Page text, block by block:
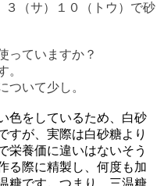
（サ）１０（トウ）で砂
っていますか？
。
ついて少し。
色をしているため、白砂
すが、実際は白砂糖より
栄養価に違いはないそう
る際に精製し、何度も加
糖です。つまり、三温糖